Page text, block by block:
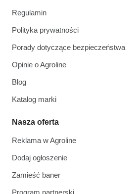
Regulamin
Polityka prywatności
Porady dotyczące bezpieczeństwa
Opinie o Agroline
Blog
Katalog marki
Nasza oferta
Reklama w Agroline
Dodaj ogłoszenie
Zamieść baner